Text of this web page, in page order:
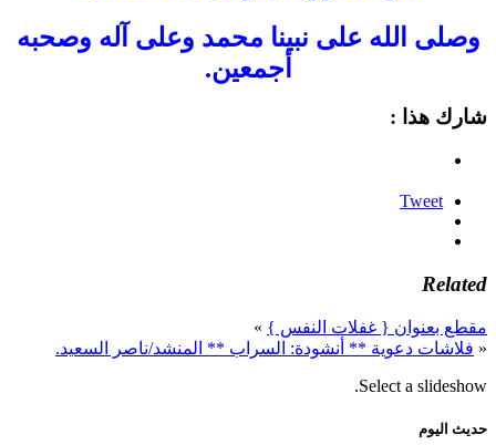
وصلى الله على نبينا محمد وعلى آله وصحبه
أجمعين.
شارك هذا :
Tweet
Related
مقطع بعنوان { غفلات النفس } »
« فلاشات دعوية ** أنشودة: السراب ** المنشد/ناصر السعيد.
Select a slideshow.
حديث اليوم